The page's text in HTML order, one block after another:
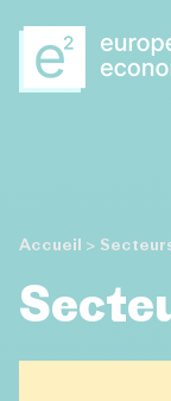
Accueil >